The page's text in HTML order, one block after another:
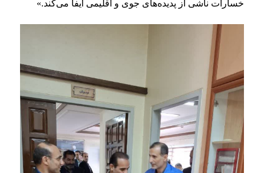
خسارات ناشی از پدیده‌های جوی و اقلیمی ایفا می‌کند.»